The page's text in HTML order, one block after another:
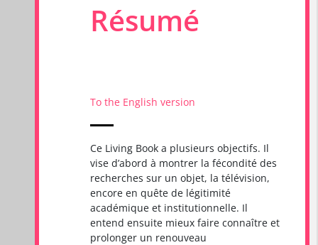
Résumé
To the English version
Ce Living Book a plusieurs objectifs. Il
vise d’abord à montrer la fécondité des
recherches sur un objet, la télévision,
encore en quête de légitimité
académique et institutionnelle. Il
entend ensuite mieux faire connaître et
prolonger un renouveau